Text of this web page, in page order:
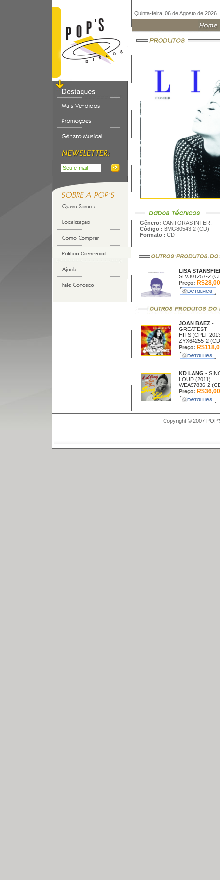
Quinta-feira, 06 de Agosto de 2026
Gênero: CANTORAS INTER.
Código : BMG80543-2 (CD)
Formato : CD
LISA
SLV301257-2
Preço: R$28,00
JOAN BAEZ -
GREATEST
HITS (CPLT
ZYX64255-2
Preço:
KD LANG -
LOUD (2011)
WEA97836-2
Preço: R$36,00
Copyright © 2007